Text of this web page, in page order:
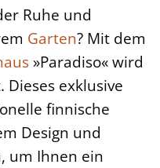
Ruhe und
Garten? Mit dem
»Paradiso« wird
exklusive
finnische
Design und
um Ihnen ein